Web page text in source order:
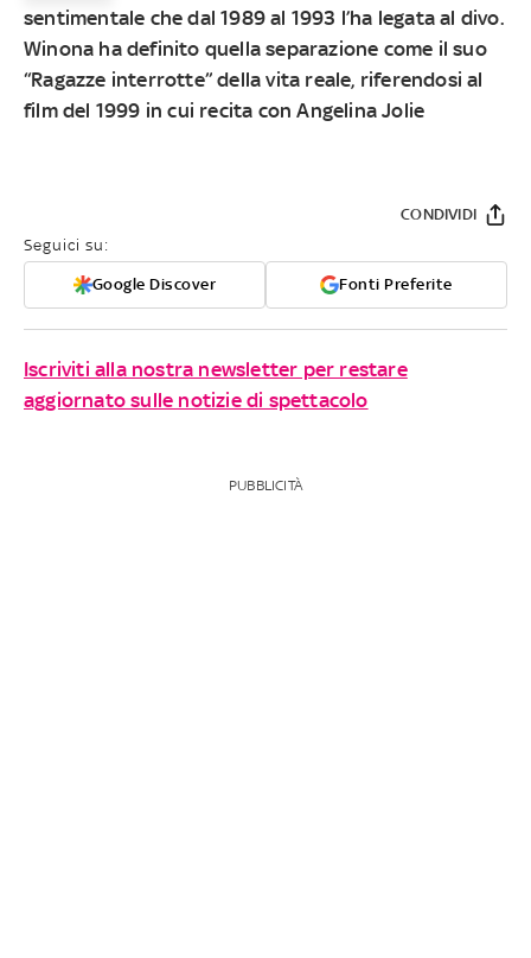
sentimentale che dal 1989 al 1993 l’ha legata al divo.
Winona ha definito quella separazione come il suo
“Ragazze interrotte” della vita reale, riferendosi al
film del 1999 in cui recita con Angelina Jolie
Seguici su:
Google Discover Fonti Preferite
CONDIVIDI
Iscriviti alla nostra newsletter per restare
aggiornato sulle notizie di spettacolo
PUBBLICITÀ